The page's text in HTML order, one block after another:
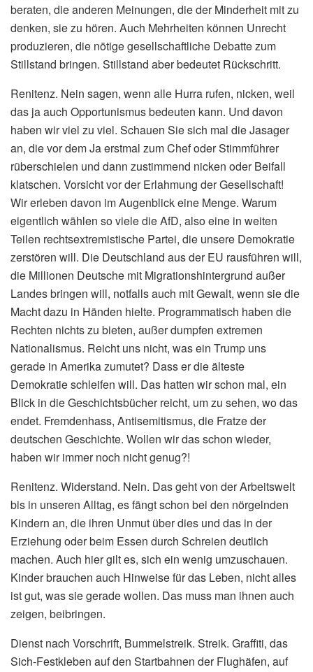
beraten, die anderen Meinungen, die der Minderheit mit zu
denken, sie zu hören. Auch Mehrheiten können Unrecht
produzieren, die nötige gesellschaftliche Debatte zum
Stillstand bringen. Stillstand aber bedeutet Rückschritt.
Renitenz. Nein sagen, wenn alle Hurra rufen, nicken, weil
das ja auch Opportunismus bedeuten kann. Und davon
haben wir viel zu viel. Schauen Sie sich mal die Jasager
an, die vor dem Ja erstmal zum Chef oder Stimmführer
rüberschielen und dann zustimmend nicken oder Beifall
klatschen. Vorsicht vor der Erlahmung der Gesellschaft!
Wir erleben davon im Augenblick eine Menge. Warum
eigentlich wählen so viele die AfD, also eine in weiten
Teilen rechtsextremistische Partei, die unsere Demokratie
zerstören will. Die Deutschland aus der EU rausführen will,
die Millionen Deutsche mit Migrationshintergrund außer
Landes bringen will, notfalls auch mit Gewalt, wenn sie die
Macht dazu in Händen hielte. Programmatisch haben die
Rechten nichts zu bieten, außer dumpfen extremen
Nationalismus. Reicht uns nicht, was ein Trump uns
gerade in Amerika zumutet? Dass er die älteste
Demokratie schleifen will. Das hatten wir schon mal, ein
Blick in die Geschichtsbücher reicht, um zu sehen, wo das
endet. Fremdenhass, Antisemitismus, die Fratze der
deutschen Geschichte. Wollen wir das schon wieder,
haben wir immer noch nicht genug?!
Renitenz. Widerstand. Nein. Das geht von der Arbeitswelt
bis in unseren Alltag, es fängt schon bei den nörgelnden
Kindern an, die ihren Unmut über dies und das in der
Erziehung oder beim Essen durch Schreien deutlich
machen. Auch hier gilt es, sich ein wenig umzuschauen.
Kinder brauchen auch Hinweise für das Leben, nicht alles
ist gut, was sie gerade wollen. Das muss man ihnen auch
zeigen, beibringen.
Dienst nach Vorschrift, Bummelstreik. Streik. Graffiti, das
Sich-Festkleben auf den Startbahnen der Flughäfen, auf